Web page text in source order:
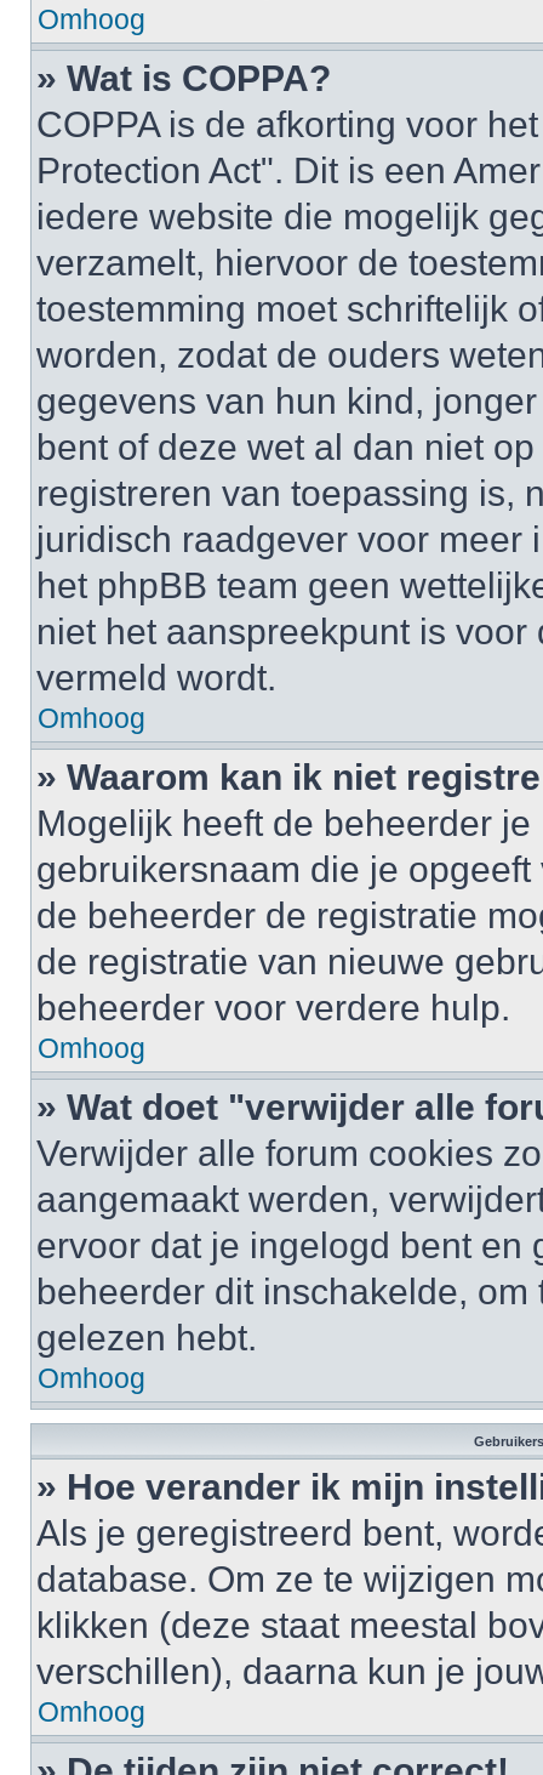
Omhoog
» Wat is COPPA?
COPPA is de afkorting voor
Protection Act". Dit is een
iedere website die mogelijk
verzamelt, hiervoor de
toestemming moet schriftelijk
worden, zodat de ouders
gegevens van hun kind,
bent of deze wet al dan niet
registreren van toepassing is,
juridisch raadgever voor meer
het phpBB team geen
niet het aanspreekpunt is
vermeld wordt.
Omhoog
» Waarom kan ik niet
Mogelijk heeft de beheerder
gebruikersnaam die je
de beheerder de registratie
de registratie van nieuwe
beheerder voor verdere hulp.
Omhoog
» Wat doet "verwijder alle
Verwijder alle forum cookies
aangemaakt werden,
ervoor dat je ingelogd bent en
beheerder dit inschakelde,
gelezen hebt.
Omhoog
» Hoe verander ik mijn
Als je geregistreerd bent,
database. Om ze te wijzigen
klikken (deze staat meestal
verschillen), daarna kun je
Omhoog